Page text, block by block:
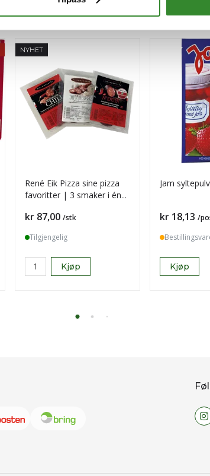
NYHET
René Eik Pizza sine pizza
favoritter | 3 smaker i én
Pris
kr 87,00 /stk
Tilgjengelig
Kjøp
Jam
Pris
kr 18,13 /
Kjøp